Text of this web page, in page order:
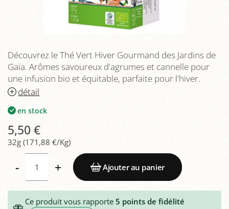
Découvrez le Thé Vert Hiver Gourmand des Jardins de
Gaïa. Arômes savoureux d'agrumes et cannelle pour
une infusion bio et équitable, parfaite pour l'hiver.
détail
en stock
5,50 €
32g (171,88 €/Kg)
- + Ajouter au panier
Ce produit vous rapporte 5 points de fidélité